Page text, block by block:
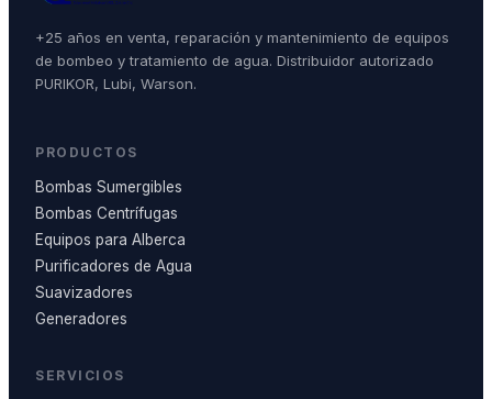
+25 años en venta, reparación y mantenimiento de equipos
de bombeo y tratamiento de agua. Distribuidor autorizado
PURIKOR, Lubi, Warson.
PRODUCTOS
Bombas Sumergibles
Bombas Centrífugas
Equipos para Alberca
Purificadores de Agua
Suavizadores
Generadores
SERVICIOS